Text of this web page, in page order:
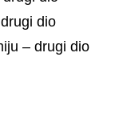
dio
– drugi dio